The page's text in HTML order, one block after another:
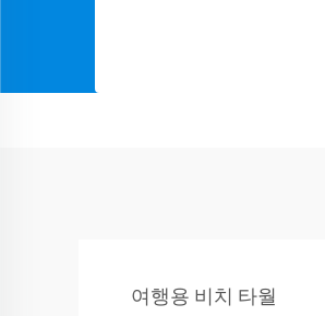
여행용 비치 타월